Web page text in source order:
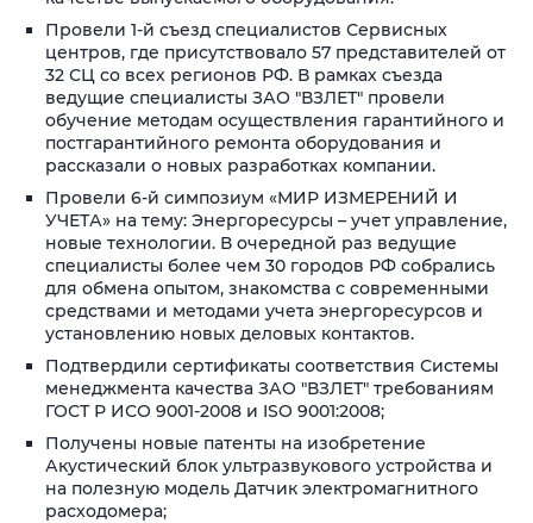
Провели 1-й съезд специалистов Сервисных
центров, где присутствовало 57 представителей от
32 СЦ со всех регионов РФ. В рамках съезда
ведущие специалисты ЗАО "ВЗЛЕТ" провели
обучение методам осуществления гарантийного и
постгарантийного ремонта оборудования и
рассказали о новых разработках компании.
Провели 6-й симпозиум «МИР ИЗМЕРЕНИЙ И
УЧЕТА» на тему: Энергоресурсы – учет управление,
новые технологии. В очередной раз ведущие
специалисты более чем 30 городов РФ собрались
для обмена опытом, знакомства с современными
средствами и методами учета энергоресурсов и
установлению новых деловых контактов.
Подтвердили сертификаты соответствия Системы
менеджмента качества ЗАО "ВЗЛЕТ" требованиям
ГОСТ Р ИСО 9001-2008 и ISO 9001:2008;
Получены новые патенты на изобретение
Акустический блок ультразвукового устройства и
на полезную модель Датчик электромагнитного
расходомера;